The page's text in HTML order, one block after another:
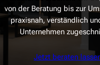
von der Beratung bis zur
praxisnah, verständlich
Unternehmen
Jetzt beraten